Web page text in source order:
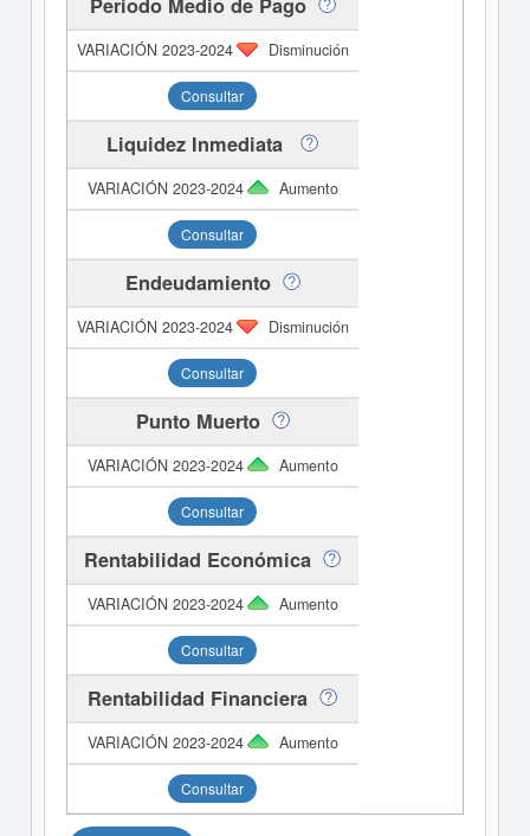
Periodo Medio de Pago
Disminución
Consultar
Liquidez Inmediata
Aumento
Consultar
Endeudamiento
Disminución
Consultar
Punto Muerto
Aumento
Consultar
Rentabilidad Económica
Aumento
Consultar
Rentabilidad Financiera
Aumento
Consultar